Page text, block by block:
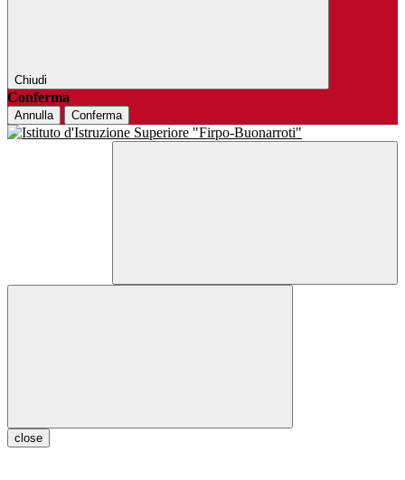
Chiudi
Conferma
Annulla Conferma
close